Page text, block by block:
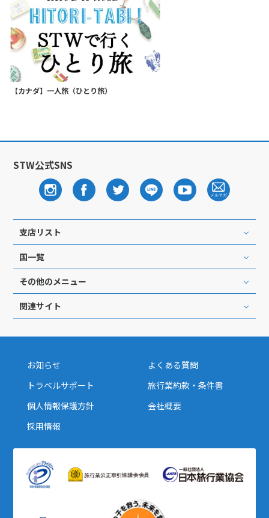
【カナダ】一人旅（ひとり旅）
STW公式SNS
支店リスト
国一覧
その他のメニュー
関連サイト
お知らせ
よくある質問
トラベルサポート
旅行業約款・条件書
個人情報保護方針
会社概要
採用情報